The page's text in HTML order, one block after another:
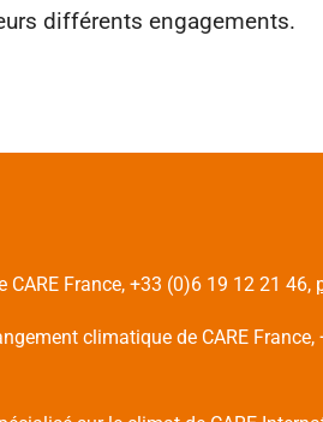
différents engagements.
France, +33 (0)6 19 12 21 46,
climatique de CARE